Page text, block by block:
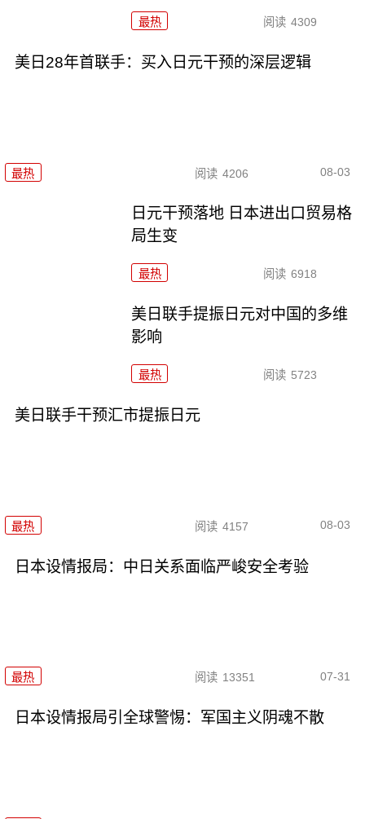
最热 阅读 4309
美日28年首联手：买入日元干预的深层逻辑
最热 阅读 4206 08-03
日元干预落地 日本进出口贸易格
局生变
最热 阅读 6918
美日联手提振日元对中国的多维
影响
最热 阅读 5723
美日联手干预汇市提振日元
最热 阅读 4157 08-03
日本设情报局：中日关系面临严峻安全考验
最热 阅读 13351 07-31
日本设情报局引全球警惕：军国主义阴魂不散